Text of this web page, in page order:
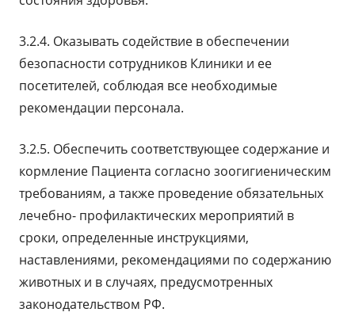
3.2.4. Оказывать содействие в обеспечении
безопасности сотрудников Клиники и ее
посетителей, соблюдая все необходимые
рекомендации персонала.
3.2.5. Обеспечить соответствующее содержание и
кормление Пациента согласно зоогигиеническим
требованиям, а также проведение обязательных
лечебно- профилактических мероприятий в
сроки, определенные инструкциями,
наставлениями, рекомендациями по содержанию
животных и в случаях, предусмотренных
законодательством РФ.